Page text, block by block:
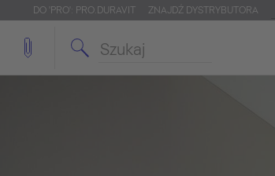
DO 'PRO': PRO.DURAVIT ZNAJDŹ DYSTRYBUTORA